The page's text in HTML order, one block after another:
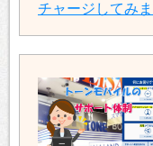
チャージしてみま